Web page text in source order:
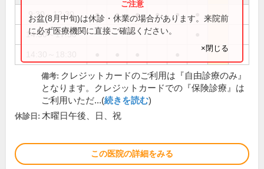
9:30～12:30 ● ● ● ● ●
14:30～17:30
お盆(8月中旬)は休診・休業の場合があります。来院前
に必ず医療機関に直接ご確認ください。
×閉じる
備考: クレジットカードのご利用は『自由診療のみ』
となります。クレジットカードでの『保険診療』は
ご利用いただ...(続きを読む)
休診日: 木曜日午後、日、祝
この医院の詳細をみる